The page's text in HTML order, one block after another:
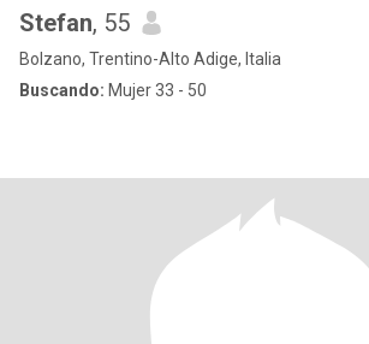
Stefan, 55
Bolzano, Trentino-Alto Adige, Italia
Buscando: Mujer 33 - 50